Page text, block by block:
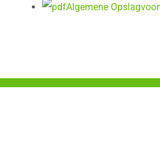
Algemene